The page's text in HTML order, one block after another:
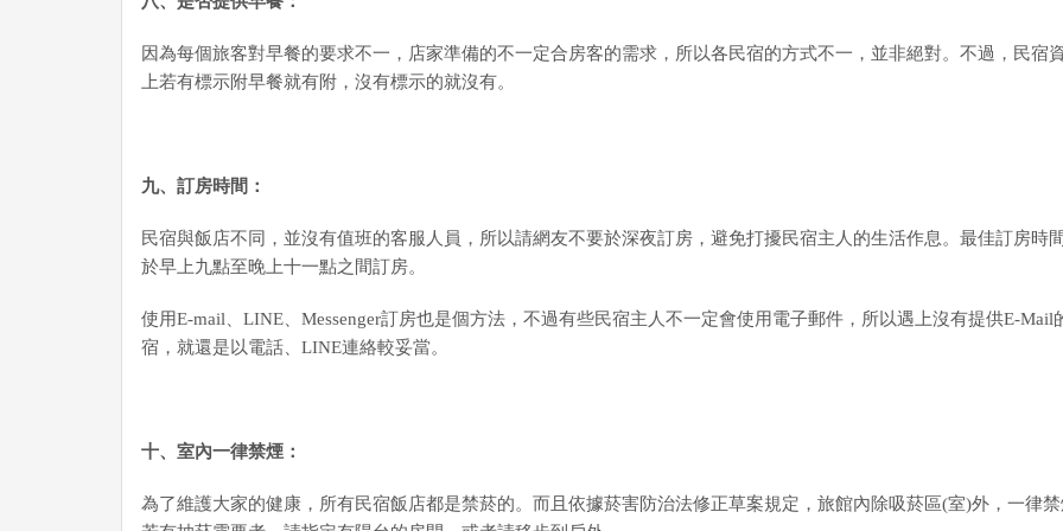
因為每個旅客對早餐的要求不一，店家準備的不一定合房客的需求，所以各民宿的方式不一，並非絕對。不過，民宿
上若有標示附早餐就有附，沒有標示的就沒有。
九、訂房時間：
民宿與飯店不同，並沒有值班的客服人員，所以請網友不要於深夜訂房，避免打擾民宿主人的生活作息。最佳訂房時
於早上九點至晚上十一點之間訂房。
使用E-mail、LINE、Messenger訂房也是個方法，不過有些民宿主人不一定會使用電子郵件，所以遇上沒有提供E-Mail
宿，就還是以電話、LINE連絡較妥當。
十、室內一律禁煙：
為了維護大家的健康，所有民宿飯店都是禁菸的。而且依據菸害防治法修正草案規定，旅館內除吸菸區(室)外，一律禁